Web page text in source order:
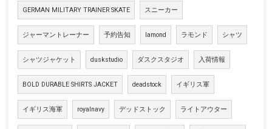
GERMAN MILITARY TRAINER SKATE スニーカー
ジャーマントレーナー 予約告知 lamond ラモンド シャツ
シャツジャケット duskstudio ダスクスタジオ 入荷情報
BOLD DURABLE SHIRTS JACKET deadstock イギリス軍
イギリス海軍 royalnavy デッドストック ライトアウター